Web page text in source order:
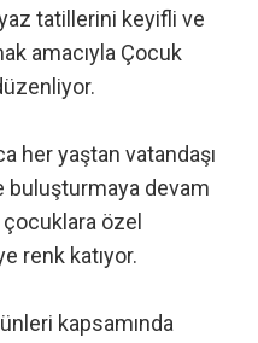
tatillerini keyifli ve
amacıyla Çocuk
her yaştan vatandaşı
buluşturmaya devam
özel
renk katıyor.
kapsamında